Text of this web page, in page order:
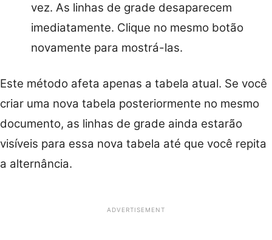
vez. As linhas de grade desaparecem
imediatamente. Clique no mesmo botão
novamente para mostrá-las.
Este método afeta apenas a tabela atual. Se você
criar uma nova tabela posteriormente no mesmo
documento, as linhas de grade ainda estarão
visíveis para essa nova tabela até que você repita
a alternância.
ADVERTISEMENT